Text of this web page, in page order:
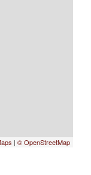
| © OpenStreetMap